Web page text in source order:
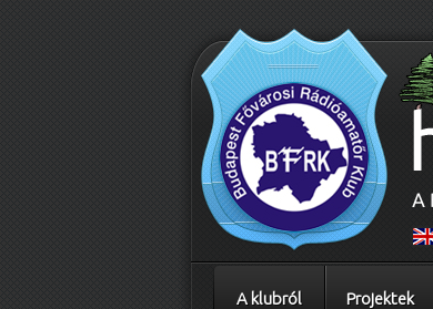
A klubról Projektek